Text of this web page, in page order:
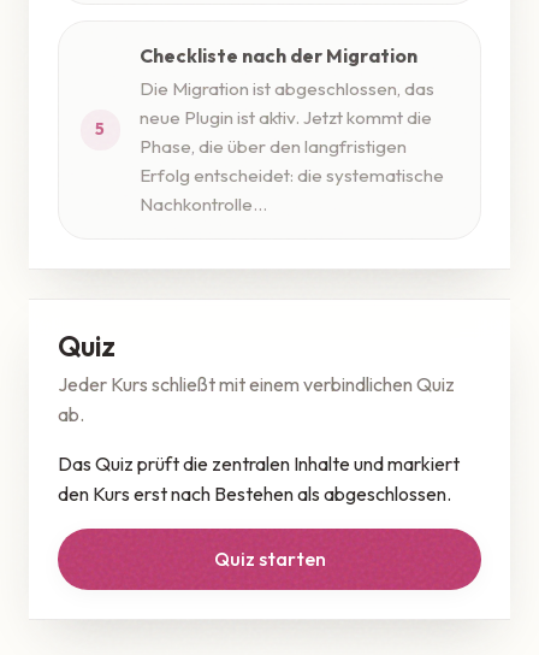
5
Checkliste nach der Migration
Die Migration ist abgeschlossen, das
neue Plugin ist aktiv. Jetzt kommt die
Phase, die über den langfristigen
Erfolg entscheidet: die systematische
Nachkontrolle...
Quiz
Jeder Kurs schließt mit einem verbindlichen Quiz
ab.
Das Quiz prüft die zentralen Inhalte und markiert
den Kurs erst nach Bestehen als abgeschlossen.
Quiz starten